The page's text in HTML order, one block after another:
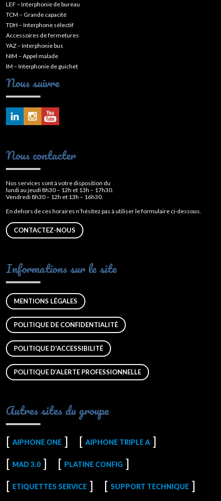
LEF – Interphonie de bureau
TCM – Grande capacité
TDH – Interphone sélectif
Accessoires de fermetures
YAZ – Interphonie bus
NIM – Appel malade
IM – Interphonie de guichet
Nous suivre
Nous contacter
Nos services sont à votre disposition du
lundi au jeudi 8h30 – 12h et 13h – 17h30.
Vendredi 8h30 – 12h et 13h – 16h30.
En dehors de ces horaires n’hésitez pas à utiliser le formulaire ci-dessous.
CONTACTEZ-NOUS
Informations sur le site
MENTIONS LÉGALES
POLITIQUE DE CONFIDENTIALITÉ
POLITIQUE D'ACCESSIBILITÉ
POLITIQUE D’ALERTE PROFESSIONNELLE
Autres sites du groupe
AIPHONE ONE AIPHONE TRIPLE A
MAD 3.0 PLATINE CONFIG
ETIQUETTES SERVICE SUPPORT TECHNIQUE